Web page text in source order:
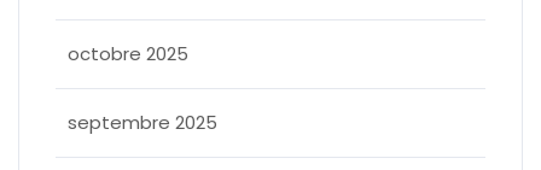
octobre 2025
septembre 2025